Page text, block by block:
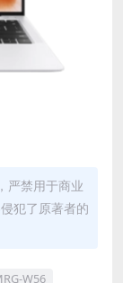
严禁用于商业
犯了原著者的
W56